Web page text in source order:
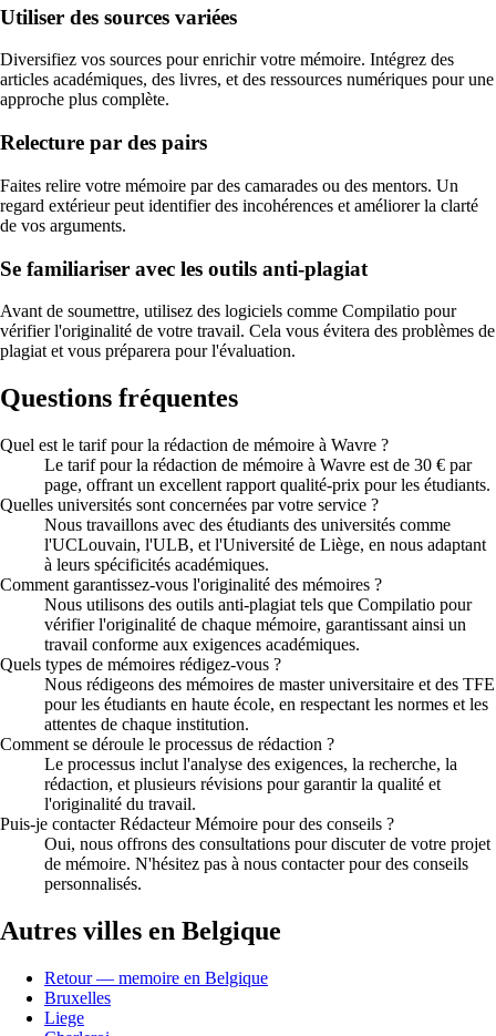
Utiliser des sources variées
Diversifiez vos sources pour enrichir votre mémoire. Intégrez des
articles académiques, des livres, et des ressources numériques pour une
approche plus complète.
Relecture par des pairs
Faites relire votre mémoire par des camarades ou des mentors. Un
regard extérieur peut identifier des incohérences et améliorer la clarté
de vos arguments.
Se familiariser avec les outils anti-plagiat
Avant de soumettre, utilisez des logiciels comme Compilatio pour
vérifier l'originalité de votre travail. Cela vous évitera des problèmes de
plagiat et vous préparera pour l'évaluation.
Questions fréquentes
Quel est le tarif pour la rédaction de mémoire à Wavre ?
Le tarif pour la rédaction de mémoire à Wavre est de 30 € par
page, offrant un excellent rapport qualité-prix pour les étudiants.
Quelles universités sont concernées par votre service ?
Nous travaillons avec des étudiants des universités comme
l'UCLouvain, l'ULB, et l'Université de Liège, en nous adaptant
à leurs spécificités académiques.
Comment garantissez-vous l'originalité des mémoires ?
Nous utilisons des outils anti-plagiat tels que Compilatio pour
vérifier l'originalité de chaque mémoire, garantissant ainsi un
travail conforme aux exigences académiques.
Quels types de mémoires rédigez-vous ?
Nous rédigeons des mémoires de master universitaire et des TFE
pour les étudiants en haute école, en respectant les normes et les
attentes de chaque institution.
Comment se déroule le processus de rédaction ?
Le processus inclut l'analyse des exigences, la recherche, la
rédaction, et plusieurs révisions pour garantir la qualité et
l'originalité du travail.
Puis-je contacter Rédacteur Mémoire pour des conseils ?
Oui, nous offrons des consultations pour discuter de votre projet
de mémoire. N'hésitez pas à nous contacter pour des conseils
personnalisés.
Autres villes en Belgique
Retour — memoire en Belgique
Bruxelles
Liege